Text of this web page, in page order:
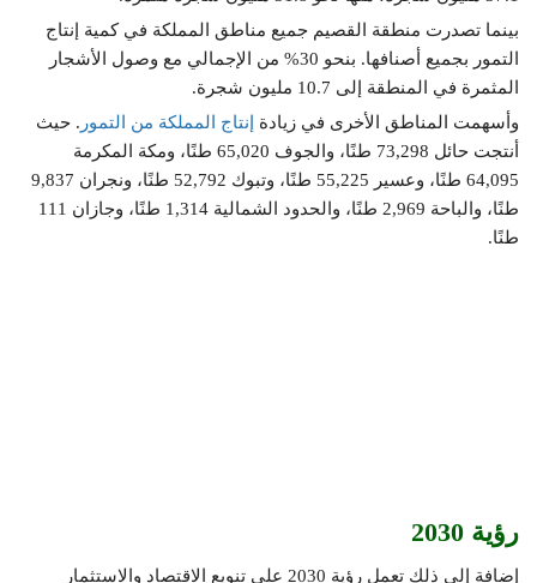
بينما تصدرت منطقة القصيم جميع مناطق المملكة في كمية إنتاج
التمور بجميع أصنافها. بنحو 30% من الإجمالي مع وصول الأشجار
المثمرة في المنطقة إلى 10.7 مليون شجرة.
وأسهمت المناطق الأخرى في زيادة
إنتاج المملكة من التمور . حيث
أنتجت حائل 73,298 طنًا، والجوف 65,020 طنًا، ومكة المكرمة
64,095 طنًا، وعسير 55,225 طنًا، وتبوك 52,792 طنًا، ونجران 9,837
طنًا، والباحة 2,969 طنًا، والحدود الشمالية 1,314 طنًا، وجازان 111
طنًا.
رؤية 2030
إضافة إلى ذلك تعمل رؤية 2030 على تنويع الاقتصاد والاستثمار